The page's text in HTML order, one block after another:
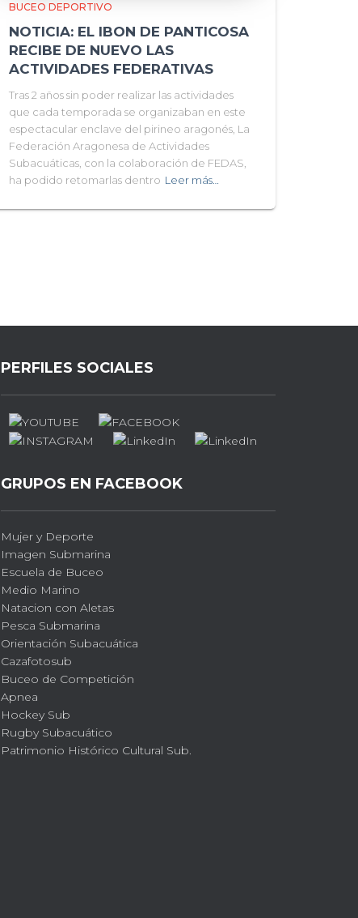
BUCEO DEPORTIVO
NOTICIA: EL IBON DE PANTICOSA
RECIBE DE NUEVO LAS
ACTIVIDADES FEDERATIVAS
Tras 2 años sin poder realizar las actividades
que cada temporada se organizaban en este
espectacular enclave del pirineo aragonés, La
Federación Aragonesa de Actividades
Subacuáticas, con la colaboración de FEDAS,
ha podido retomarlas dentro Leer más…
PERFILES SOCIALES
GRUPOS EN FACEBOOK
Mujer y Deporte
Imagen Submarina
Escuela de Buceo
Medio Marino
Natacion con Aletas
Pesca Submarina
Orientación Subacuática
Cazafotosub
Buceo de Competición
Apnea
Hockey Sub
Rugby Subacuático
Patrimonio Histórico Cultural Sub.